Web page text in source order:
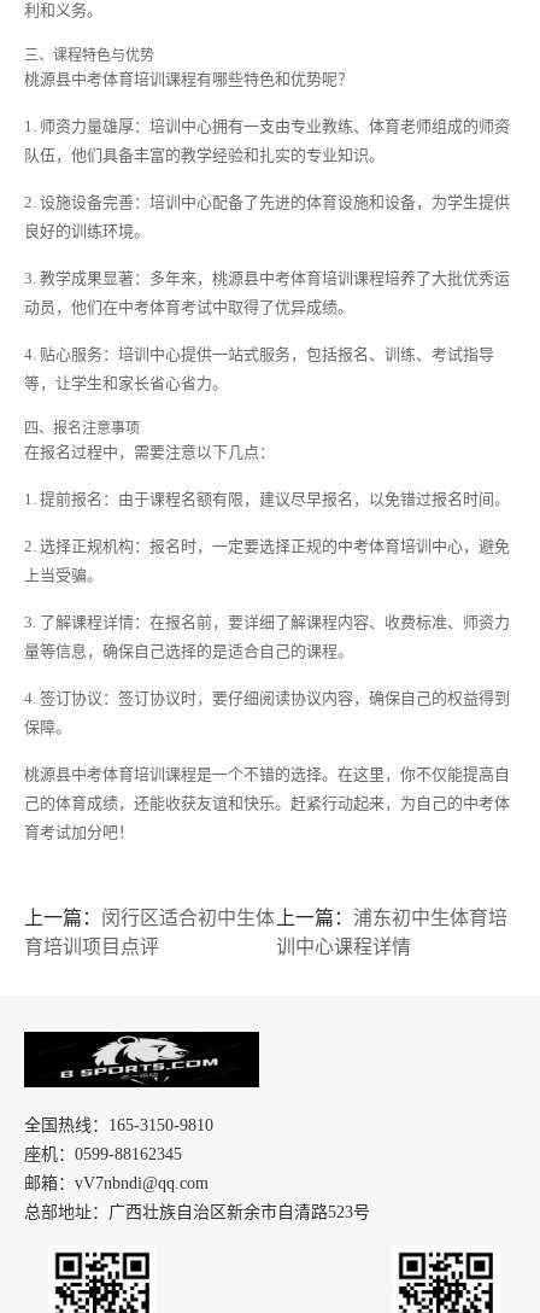
利和义务。
三、课程特色与优势
桃源县中考体育培训课程有哪些特色和优势呢？
1. 师资力量雄厚：培训中心拥有一支由专业教练、体育老师组成的师资
队伍，他们具备丰富的教学经验和扎实的专业知识。
2. 设施设备完善：培训中心配备了先进的体育设施和设备，为学生提供
良好的训练环境。
3. 教学成果显著：多年来，桃源县中考体育培训课程培养了大批优秀运
动员，他们在中考体育考试中取得了优异成绩。
4. 贴心服务：培训中心提供一站式服务，包括报名、训练、考试指导
等，让学生和家长省心省力。
四、报名注意事项
在报名过程中，需要注意以下几点：
1. 提前报名：由于课程名额有限，建议尽早报名，以免错过报名时间。
2. 选择正规机构：报名时，一定要选择正规的中考体育培训中心，避免
上当受骗。
3. 了解课程详情：在报名前，要详细了解课程内容、收费标准、师资力
量等信息，确保自己选择的是适合自己的课程。
4. 签订协议：签订协议时，要仔细阅读协议内容，确保自己的权益得到
保障。
桃源县中考体育培训课程是一个不错的选择。在这里，你不仅能提高自
己的体育成绩，还能收获友谊和快乐。赶紧行动起来，为自己的中考体
育考试加分吧！
上一篇： 闵行区适合初中生体
育培训项目点评
上一篇：浦东初中生体育培
训中心课程详情
全国热线：165-3150-9810
座机：0599-88162345
邮箱：vV7nbndi@qq.com
总部地址：广西壮族自治区新余市自清路523号